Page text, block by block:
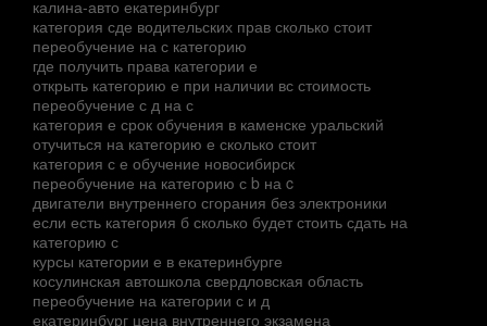
калина-авто екатеринбург
категория сде водительских прав сколько стоит
переобучение на с категорию
где получить права категории е
открыть категорию е при наличии вс стоимость
переобучение с д на с
категория е срок обучения в каменске уральский
отучиться на категорию е сколько стоит
категория с е обучение новосибирск
переобучение на категорию с b на c
двигатели внутреннего сгорания без электроники
если есть категория б сколько будет стоить сдать на
категорию с
курсы категории е в екатеринбурге
косулинская автошкола свердловская область
переобучение на категории с и д
екатеринбург цена внутреннего экзамена